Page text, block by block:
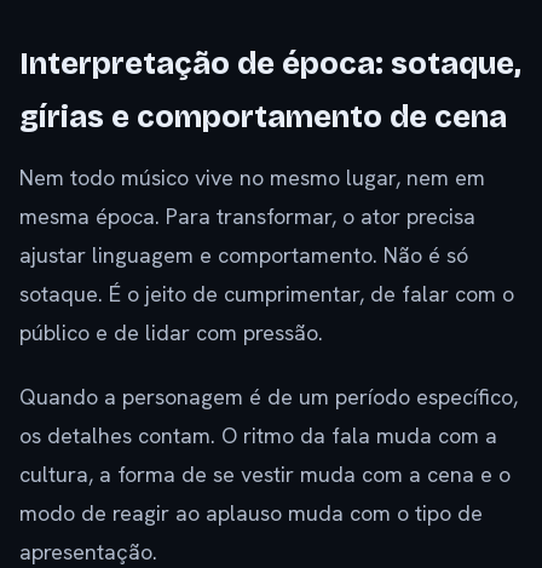
Interpretação de época: sotaque,
gírias e comportamento de cena
Nem todo músico vive no mesmo lugar, nem em
mesma época. Para transformar, o ator precisa
ajustar linguagem e comportamento. Não é só
sotaque. É o jeito de cumprimentar, de falar com o
público e de lidar com pressão.
Quando a personagem é de um período específico,
os detalhes contam. O ritmo da fala muda com a
cultura, a forma de se vestir muda com a cena e o
modo de reagir ao aplauso muda com o tipo de
apresentação.